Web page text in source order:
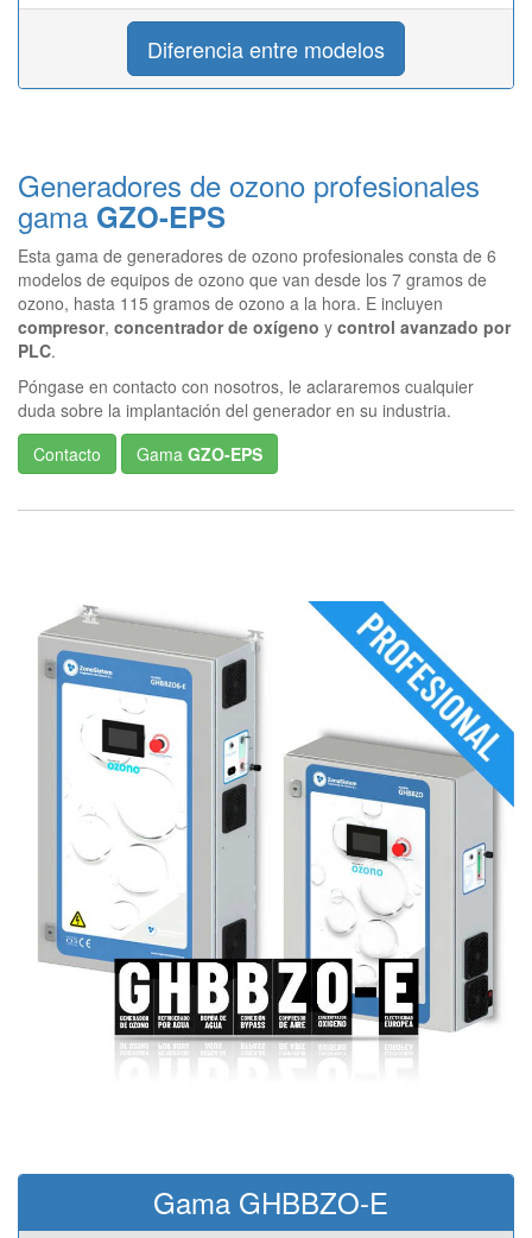
Diferencia entre modelos
Generadores de ozono profesionales
gama GZO-EPS
Esta gama de generadores de ozono profesionales consta de 6
modelos de equipos de ozono que van desde los 7 gramos de
ozono, hasta 115 gramos de ozono a la hora. E incluyen
compresor, concentrador de oxígeno y control avanzado por
PLC.
Póngase en contacto con nosotros, le aclararemos cualquier
duda sobre la implantación del generador en su industria.
Contacto
Gama GZO-EPS
Gama GHBBZO-E